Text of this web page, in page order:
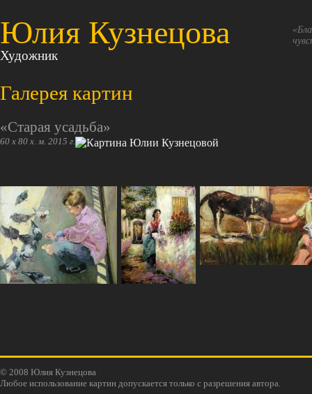
Юлия Кузнецова
Художник
Галерея картин
«Старая усадьба»
60 х 80 х. м. 2015 г.
© 2008 Юлия Кузнецова
Любое использование картин допускается только с разрешения автора.